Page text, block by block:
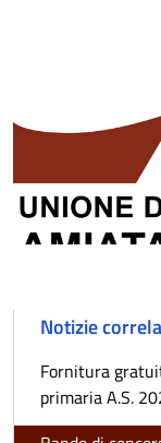
Notizie
Fornitura
primaria A.S.